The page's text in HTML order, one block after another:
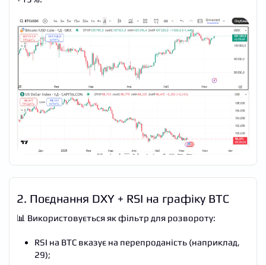
2. Поєднання DXY + RSI на графіку BTC
📊 Використовується як фільтр для розвороту:
RSI на BTC вказує на перепроданість (наприклад,
29);